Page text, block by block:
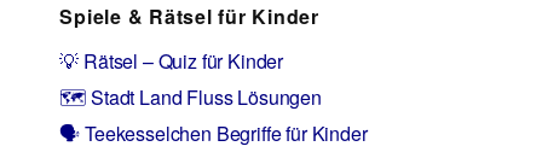
Spiele & Rätsel für Kinder
💡 Rätsel – Quiz für Kinder
🗺️ Stadt Land Fluss Lösungen
🗣️ Teekesselchen Begriffe für Kinder